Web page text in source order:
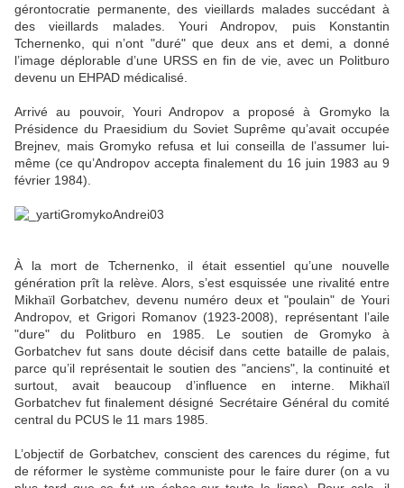
gérontocratie permanente, des vieillards malades succédant à
des vieillards malades. Youri Andropov, puis Konstantin
Tchernenko, qui n’ont "duré" que deux ans et demi, a donné
l’image déplorable d’une URSS en fin de vie, avec un Politburo
devenu un EHPAD médicalisé.
Arrivé au pouvoir, Youri Andropov a proposé à Gromyko la
Présidence du Praesidium du Soviet Suprême qu’avait occupée
Brejnev, mais Gromyko refusa et lui conseilla de l’assumer lui-
même (ce qu’Andropov accepta finalement du 16 juin 1983 au 9
février 1984).
À la mort de Tchernenko, il était essentiel qu’une nouvelle
génération prît la relève. Alors, s’est esquissée une rivalité entre
Mikhaïl Gorbatchev, devenu numéro deux et "poulain" de Youri
Andropov, et Grigori Romanov (1923-2008), représentant l’aile
"dure" du Politburo en 1985. Le soutien de Gromyko à
Gorbatchev fut sans doute décisif dans cette bataille de palais,
parce qu’il représentait le soutien des "anciens", la continuité et
surtout, avait beaucoup d’influence en interne. Mikhaïl
Gorbatchev fut finalement désigné Secrétaire Général du comité
central du PCUS le 11 mars 1985.
L’objectif de Gorbatchev, conscient des carences du régime, fut
de réformer le système communiste pour le faire durer (on a vu